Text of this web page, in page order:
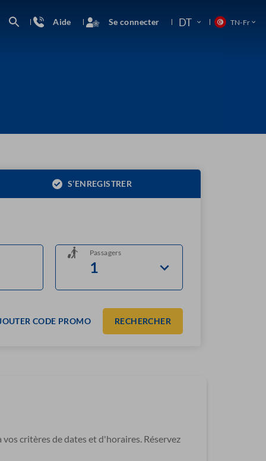
Aide Se connecter DT TN-Fr
S’ENREGISTRER
Passagers
CODE PROMO RECHERCHER
critères de dates et d'horaires. Réservez